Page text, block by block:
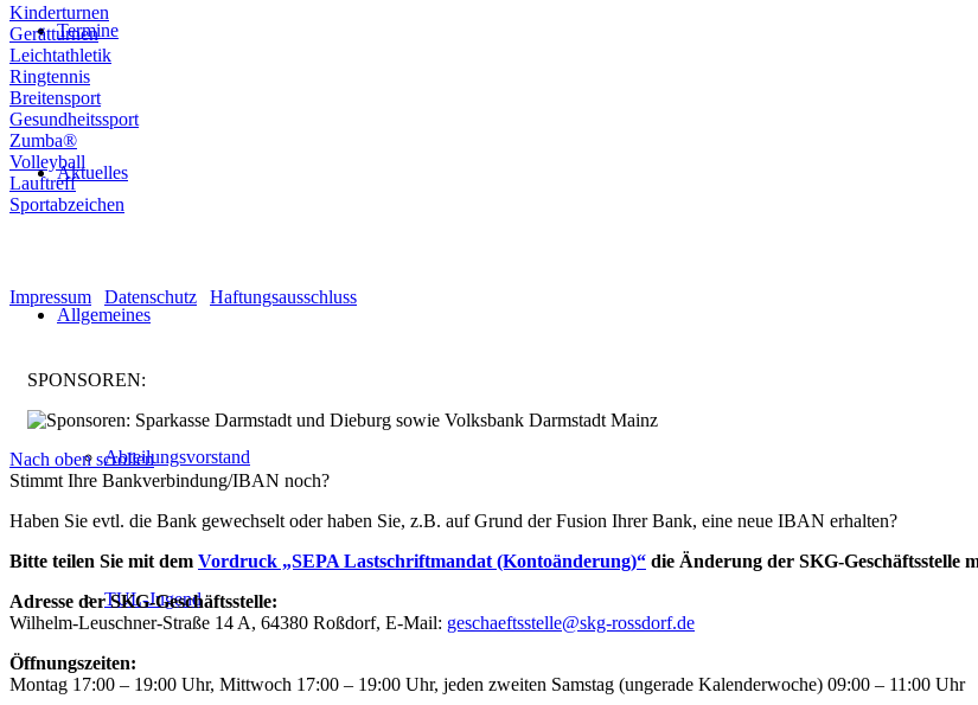
Termine
Aktuelles
Allgemeines
Abteilungsvorstand
TUL-Jugend
Kinderturnen
Gerätturnen
Leichtathletik
Ringtennis
Breitensport
Gesundheitssport
Zumba®
Volleyball
Lauftreff
Sportabzeichen
Impressum Datenschutz Haftungsausschluss
SPONSOREN:
Nach oben scrollen
Stimmt Ihre Bankverbindung/IBAN noch?
Haben Sie evtl. die Bank gewechselt oder haben Sie, z.B. auf Grund der Fusion Ihrer Bank, eine neue IBAN erhalten?
Bitte teilen Sie mit dem Vordruck „SEPA Lastschriftmandat (Kontoänderung)“ die Änderung der SKG-Geschäftsstelle
Adresse der SKG-Geschäftsstelle:
Wilhelm-Leuschner-Straße 14 A, 64380 Roßdorf, E-Mail: geschaeftsstelle@skg-rossdorf.de
Öffnungszeiten:
Montag 17:00 – 19:00 Uhr, Mittwoch 17:00 – 19:00 Uhr, jeden zweiten Samstag (ungerade Kalenderwoche) 09:00 – 11:00 Uhr